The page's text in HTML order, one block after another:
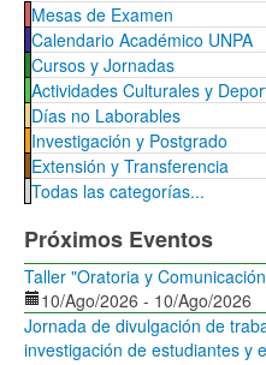
Mesas de Examen
Calendario Académico UNPA
Cursos y Jornadas
Actividades Culturales y
Días no Laborables
Investigación y Postgrado
Extensión y Transferencia
Todas las categorías...
Próximos Eventos
Taller "Oratoria y
10/Ago/2026 - 10/Ago/2026
Jornada de divulgación de
investigación de estudiantes y